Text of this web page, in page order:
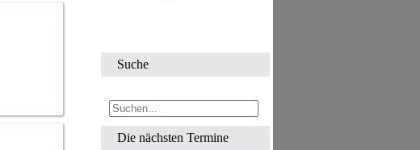
Suche
Die nächsten Termine